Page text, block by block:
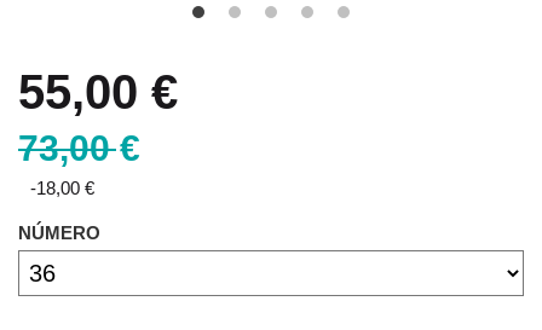
55,00 €
73,00 €
-18,00 €
NÚMERO